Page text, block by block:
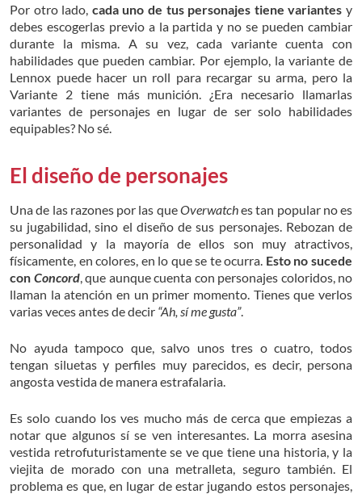
Por otro lado, cada uno de tus personajes tiene variantes y
debes escogerlas previo a la partida y no se pueden cambiar
durante la misma. A su vez, cada variante cuenta con
habilidades que pueden cambiar. Por ejemplo, la variante de
Lennox puede hacer un roll para recargar su arma, pero la
Variante 2 tiene más munición. ¿Era necesario llamarlas
variantes de personajes en lugar de ser solo habilidades
equipables? No sé.
El diseño de personajes
Una de las razones por las queOverwatches tan popular no es
su jugabilidad, sino el diseño de sus personajes. Rebozan de
personalidad y la mayoría de ellos son muy atractivos,
físicamente, en colores, en lo que se te ocurra. Esto no sucede
con Concord, que aunque cuenta con personajes coloridos, no
llaman la atención en un primer momento. Tienes que verlos
varias veces antes de decir “Ah, sí me gusta”.
No ayuda tampoco que, salvo unos tres o cuatro, todos
tengan siluetas y perfiles muy parecidos, es decir, persona
angosta vestida de manera estrafalaria.
Es solo cuando los ves mucho más de cerca que empiezas a
notar que algunos sí se ven interesantes. La morra asesina
vestida retrofuturistamente se ve que tiene una historia, y la
viejita de morado con una metralleta, seguro también. El
problema es que, en lugar de estar jugando estos personajes,